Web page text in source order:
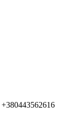
+380443562616